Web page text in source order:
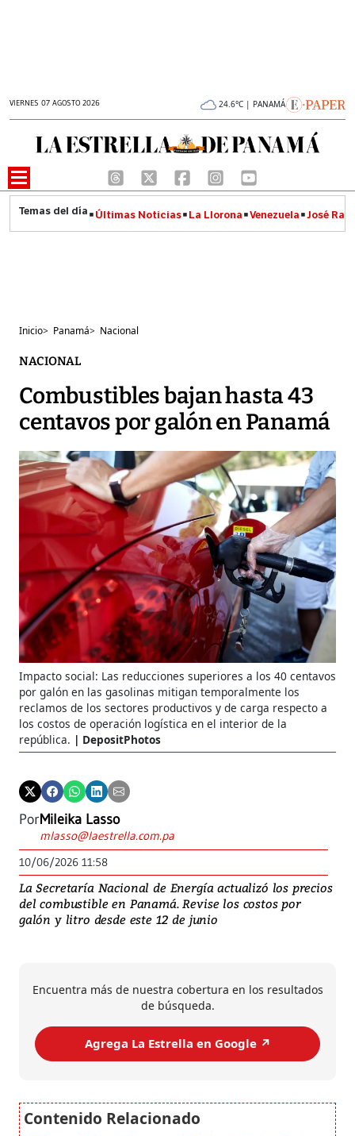
VIERNES 07 AGOSTO 2026 24.6°C | PANAMÁ
Últimas Noticias La Llorona Venezuela José
Inicio> Panamá> Nacional
NACIONAL
Combustibles bajan hasta 43
centavos por galón en Panamá
Impacto social: Las reducciones superiores a los 40 centavos
por galón en las gasolinas mitigan temporalmente los
reclamos de los sectores productivos y de carga respecto a
los costos de operación logística en el interior de la
república.
DepositPhotos
PorMileika Lasso
mlasso@laestrella.com.pa
10/06/2026 11:58
La Secretaría Nacional de Energía actualizó los precios
del combustible en Panamá. Revise los costos por
galón y litro desde este 12 de junio
Encuentra más de nuestra cobertura en los resultados
de búsqueda.
Agrega La Estrella en Google ↗️